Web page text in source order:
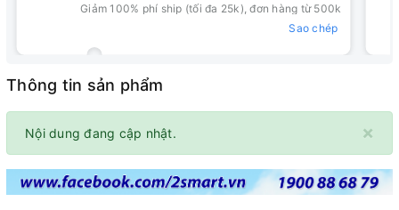
Giảm 100% phí ship (tối đa 25k), đơn hàng từ 500k
Sao chép
Thông tin sản phẩm
×
Nội dung đang cập nhật.